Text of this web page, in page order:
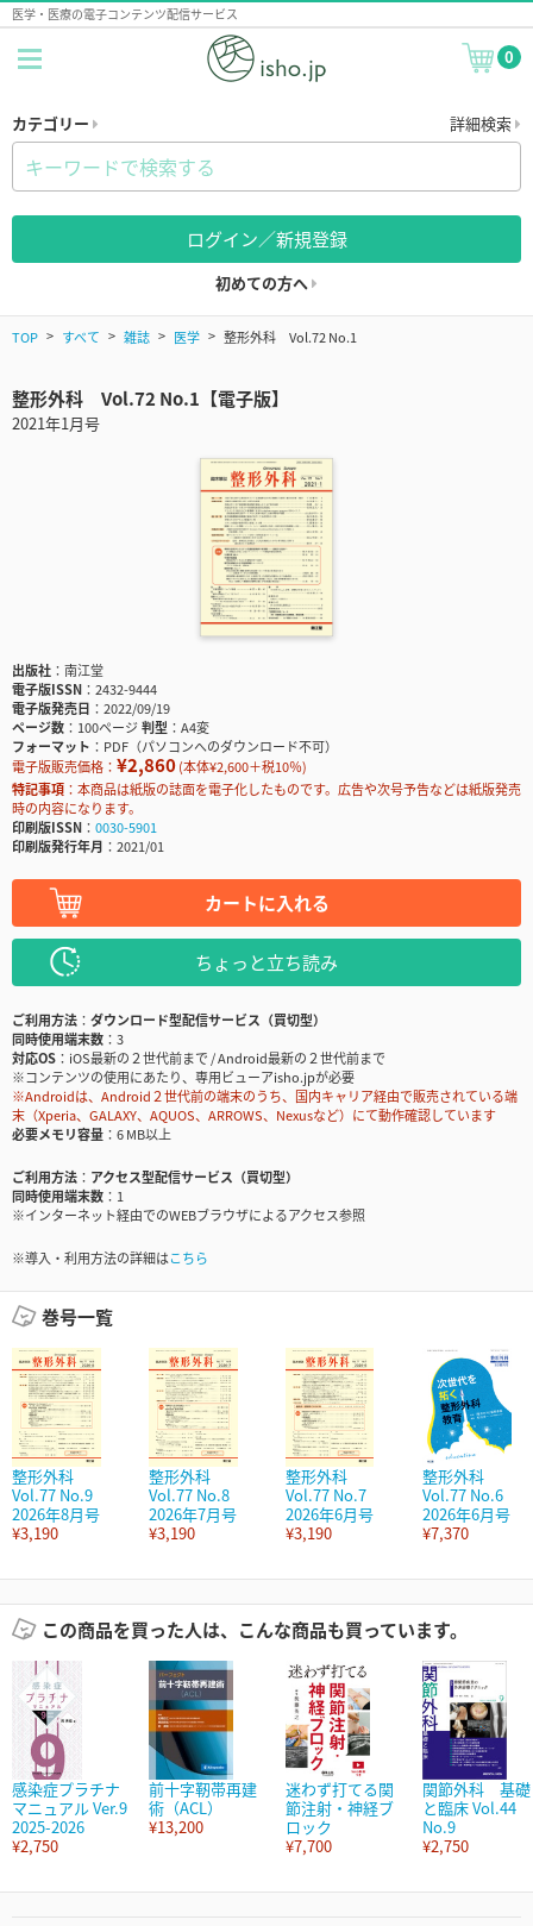
医学・医療の電子コンテンツ配信サービス
0
カテゴリー 詳細検索
ログイン／新規登録
初めての方へ
TOP すべて 雑誌 医学 整形外科 Vol.72 No.1
整形外科 Vol.72 No.1【電子版】
2021年1月号
出版社
南江堂
電子版ISSN
2432-9444
電子版発売日
2022/09/19
ページ数
100ページ判型
A4変
フォーマット
PDF（パソコンへのダウンロード不可）
電子版販売価格： ¥2,860(本体¥2,600＋税10％)
特記事項
本商品は紙版の誌面を電子化したものです。広告や次号予告などは紙版発売
時の内容になります。
印刷版ISSN
0030-5901
印刷版発行年月
2021/01
カートに入れる
ちょっと立ち読み
ご利用方法
ダウンロード型配信サービス（買切型）
同時使用端末数
3
対応OS
iOS最新の２世代前まで / Android最新の２世代前まで
※コンテンツの使用にあたり、専用ビューアisho.jpが必要
※Androidは、Android２世代前の端末のうち、国内キャリア経由で販売されている端
末（Xperia、GALAXY、AQUOS、ARROWS、Nexusなど）にて動作確認しています
必要メモリ容量
6 MB以上
ご利用方法
アクセス型配信サービス（買切型）
同時使用端末数
1
※インターネット経由でのWEBブラウザによるアクセス参照
※導入・利用方法の詳細はこちら
巻号一覧
整形外科
Vol.77 No.9
2026年8月号
¥3,190
整形外科
Vol.77 No.8
2026年7月号
¥3,190
整形外科
Vol.77 No.7
2026年6月号
¥3,190
整形外科
Vol.77 No.6
2026年6月号
¥7,370
この商品を買った人は、こんな商品も買っています。
感染症プラチナ
マニュアル Ver.9
2025-2026
¥2,750
前十字靭帯再建
術（ACL）
¥13,200
迷わず打てる関
節注射・神経ブ
ロック
¥7,700
関節外科 基礎
と臨床 Vol.44
No.9
¥2,750